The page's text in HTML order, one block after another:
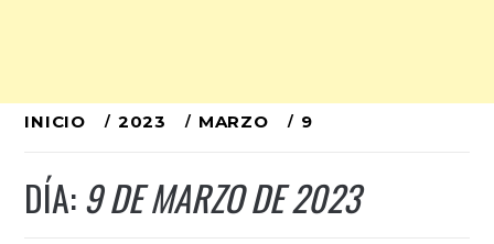
Ir
contenido
INICIO 2023 MARZO 9
DÍA:9 DE MARZO DE 2023